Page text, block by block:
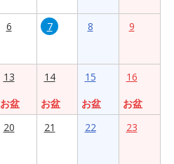
6 7 8 9
13
お盆
14
お盆
15
お盆
16
お盆
20 21 22 23